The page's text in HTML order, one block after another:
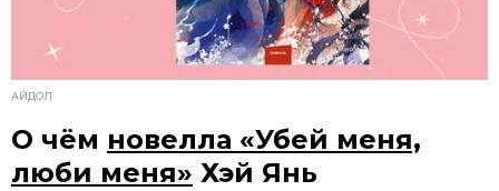
АЙДОЛ
О чём новелла «Убей меня,
люби меня» Хэй Янь